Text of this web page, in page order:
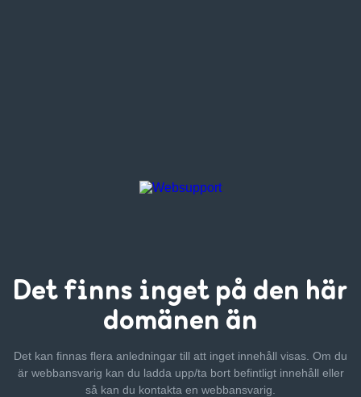
Det finns inget på den här
domänen än
Det kan finnas flera anledningar till att inget innehåll visas. Om du
är webbansvarig kan du ladda upp/ta bort befintligt innehåll eller
så kan du kontakta en webbansvarig.